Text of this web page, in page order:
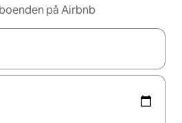
på Airbnb
kan du navigera med upp- och